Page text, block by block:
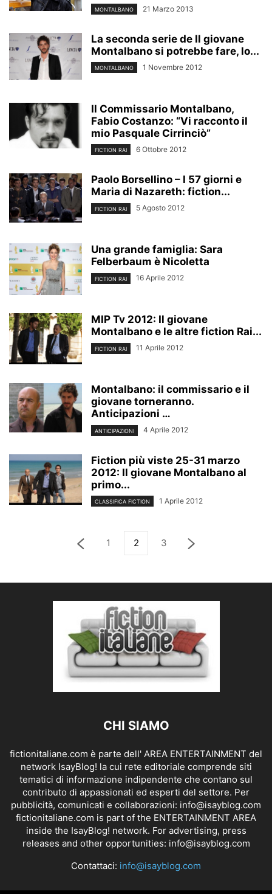
MONTALBANO 21 Marzo 2013
La seconda serie de Il giovane
Montalbano si potrebbe fare, lo...
MONTALBANO 1 Novembre 2012
Il Commissario Montalbano,
Fabio Costanzo: “Vi racconto il
mio Pasquale Cirrinciò”
FICTION RAI 6 Ottobre 2012
Paolo Borsellino – I 57 giorni e
Maria di Nazareth: fiction...
FICTION RAI 5 Agosto 2012
Una grande famiglia: Sara
Felberbaum è Nicoletta
FICTION RAI 16 Aprile 2012
MIP Tv 2012: Il giovane
Montalbano e le altre fiction Rai...
FICTION RAI 11 Aprile 2012
Montalbano: il commissario e il
giovane torneranno.
Anticipazioni …
ANTICIPAZIONI 4 Aprile 2012
Fiction più viste 25-31 marzo
2012: Il giovane Montalbano al
primo...
CLASSIFICA FICTION 1 Aprile 2012
1 2 3
CHI SIAMO
fictionitaliane.com è parte dell' AREA ENTERTAINMENT del
network IsayBlog! la cui rete editoriale comprende siti
tematici di informazione indipendente che contano sul
contributo di appassionati ed esperti del settore. Per
pubblicità, comunicati e collaborazioni: info@isayblog.com
fictionitaliane.com is part of the ENTERTAINMENT AREA
inside the IsayBlog! network. For advertising, press
releases and other opportunities: info@isayblog.com
Contattaci: info@isayblog.com